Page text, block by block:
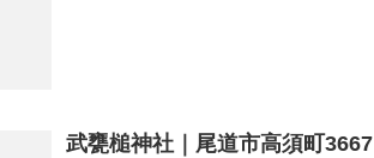
武甕槌神社｜尾道市高須町3667